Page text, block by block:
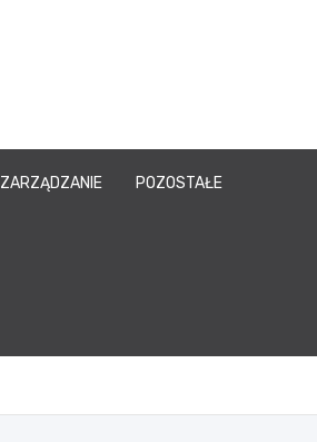
ZARZĄDZANIE POZOSTAŁE